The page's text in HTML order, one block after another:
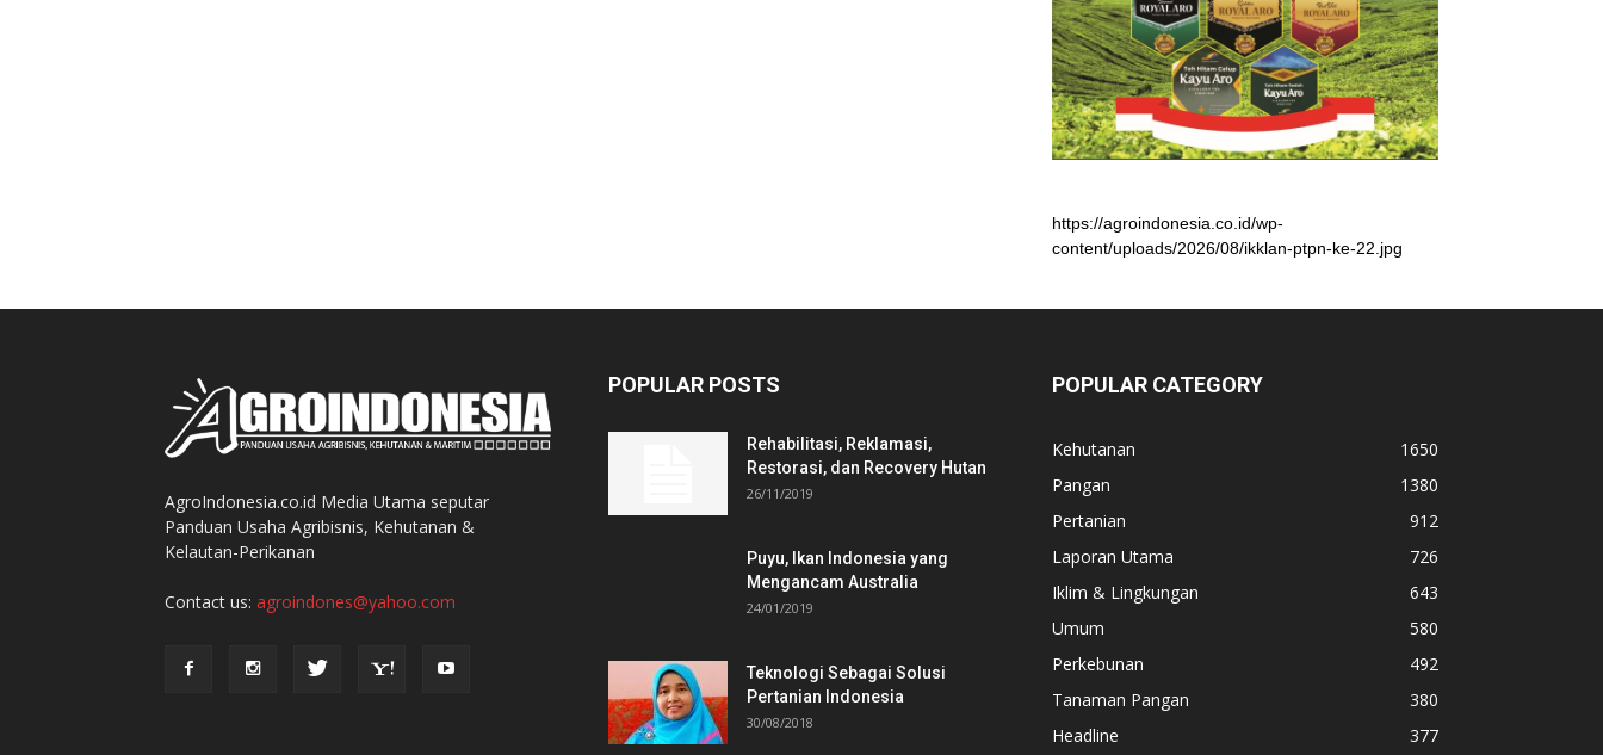
https://agroindonesia.co.id/wp-
content/uploads/2026/08/ikklan-ptpn-ke-22.jpg
AgroIndonesia.co.id Media Utama seputar
Panduan Usaha Agribisnis, Kehutanan &
Kelautan-Perikanan
Contact us: agroindones@yahoo.com
POPULAR POSTS
Rehabilitasi, Reklamasi,
Restorasi, dan Recovery Hutan
26/11/2019
Puyu, Ikan Indonesia yang
Mengancam Australia
24/01/2019
Teknologi Sebagai Solusi
Pertanian Indonesia
30/08/2018
POPULAR CATEGORY
Kehutanan
1650
Pangan
1380
Pertanian
912
Laporan Utama
726
Iklim & Lingkungan
643
Umum
580
Perkebunan
492
Tanaman Pangan
380
Headline
377